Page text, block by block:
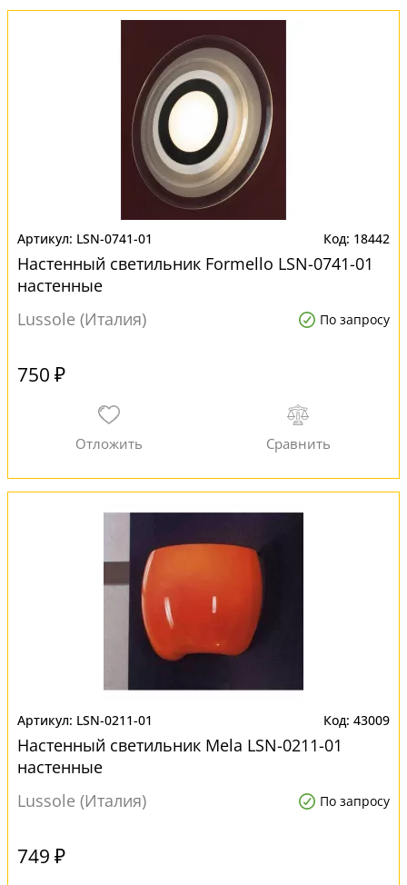
LSN-0741-01 18442
Настенный светильник Formello LSN-0741-01
настенные
Lussole (Италия)
По запросу
750 ₽
LSN-0211-01 43009
Настенный светильник Mela LSN-0211-01
настенные
Lussole (Италия)
По запросу
749 ₽